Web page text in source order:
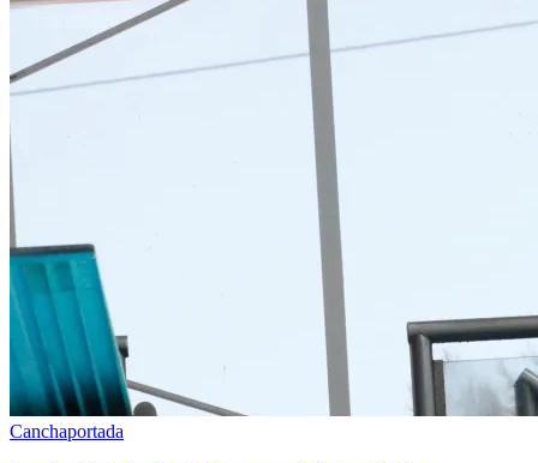
Canchaportada